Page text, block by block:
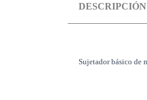
DESCRIPCIÓN
Sujetador básico de